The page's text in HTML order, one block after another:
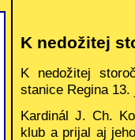
K nedožitej
K nedožitej
stanice Regina 13.
Kardinál J. Ch.
klub a prijal aj